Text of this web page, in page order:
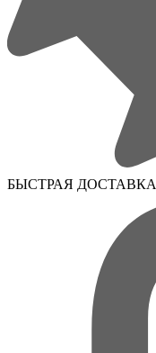
БЫСТРАЯ ДОСТАВКА